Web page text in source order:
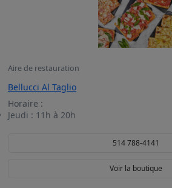
Aire de restauration
Bellucci Al Taglio
Horaire :
Jeudi : 11h à 20h
514 788-4141
Voir la boutique